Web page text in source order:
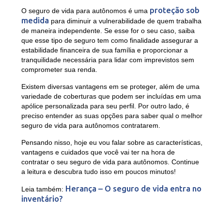
O seguro de vida para autônomos é uma proteção sob
medida para diminuir a vulnerabilidade de quem trabalha
de maneira independente. Se esse for o seu caso, saiba
que esse tipo de seguro tem como finalidade assegurar a
estabilidade financeira de sua família e proporcionar a
tranquilidade necessária para lidar com imprevistos sem
comprometer sua renda.
Existem diversas vantagens em se proteger, além de uma
variedade de coberturas que podem ser incluídas em uma
apólice personalizada para seu perfil. Por outro lado, é
preciso entender as suas opções para saber qual o melhor
seguro de vida para autônomos contratarem.
Pensando nisso, hoje eu vou falar sobre as características,
vantagens e cuidados que você vai ter na hora de
contratar o seu seguro de vida para autônomos. Continue
a leitura e descubra tudo isso em poucos minutos!
Leia também: Herança – O seguro de vida entra no
inventário?